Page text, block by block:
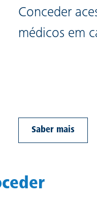
Conceder
médicos em
Saber mais